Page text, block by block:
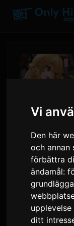
Vi
Den här
och annan
förbättra
ändamål:
ditt
and Go
Hanai